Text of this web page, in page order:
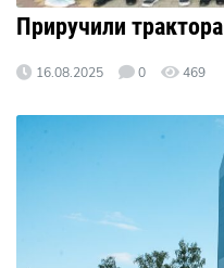
Приручили трактора
16.08.2025 0 469